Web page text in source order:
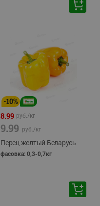
-10%
8.99 руб./кг
9.99 руб./кг
Перец желтый Беларусь
фасовка: 0,3-0,7кг